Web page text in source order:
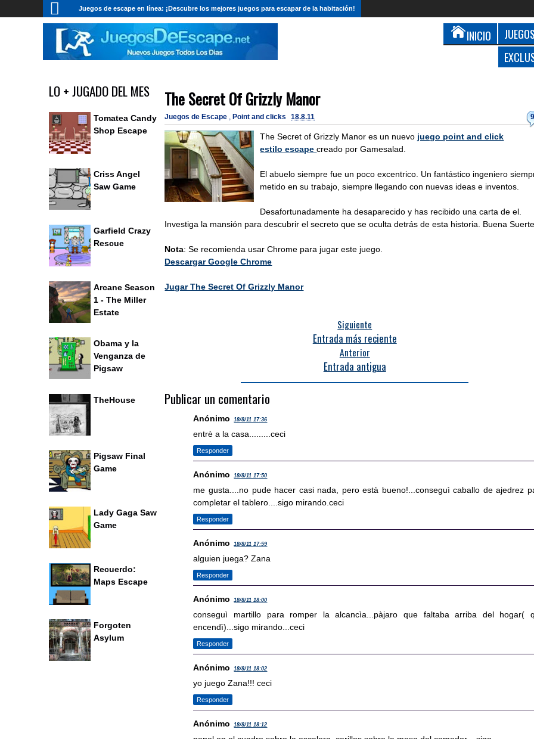
Juegos de escape en línea: ¡Descubre los mejores juegos para escapar de la habitación!
INICIO
The Secret Of Grizzly Manor
Juegos de Escape , Point and clicks 18.8.11
The Secret of Grizzly Manor es un nuevo juego point and click
estilo escapecreado por Gamesalad.
El abuelo siempre fue un poco excentrico. Un fantástico ingeniero
metido en su trabajo, siempre llegando con nuevas ideas e inventos.
Desafortunadamente ha desaparecido y has recibido una carta de el.
Investiga la mansión para descubrir el secreto que se oculta detrás de esta historia. Buena
Nota: Se recomienda usar Chrome para jugar este juego.
Descargar Google Chrome
Jugar The Secret Of Grizzly Manor
Siguiente
Entrada más reciente
Anterior
Entrada antigua
Publicar un comentario
Anónimo 18/8/11 17:36
entrè a la casa.........ceci
Responder
Anónimo 18/8/11 17:50
me gusta....no pude hacer casi nada, pero està bueno!...conseguì caballo de ajedrez
completar el tablero....sigo mirando.ceci
Responder
Anónimo 18/8/11 17:59
alguien juega? Zana
Responder
Anónimo 18/8/11 18:00
conseguì martillo para romper la alcancìa...pàjaro que faltaba arriba del hogar(
encendì)...sigo mirando...ceci
Responder
Anónimo 18/8/11 18:02
yo juego Zana!!! ceci
Responder
Anónimo 18/8/11 18:12
LO + JUGADO DEL MES
Tomatea Candy
Shop Escape
Criss Angel
Saw Game
Garfield Crazy
Rescue
Arcane Season
1 - The Miller
Estate
Obama y la
Venganza de
Pigsaw
TheHouse
Pigsaw Final
Game
Lady Gaga Saw
Game
Recuerdo:
Maps Escape
Forgoten
Asylum